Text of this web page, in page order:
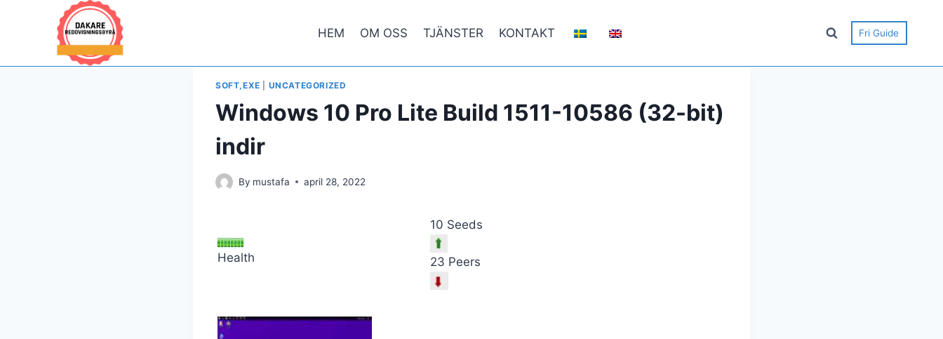
HEM OM OSS TJÄNSTER KONTAKT Fri Guide
SOFT,EXE UNCATEGORIZED
Windows 10 Pro Lite Build 1511-10586 (32-bit)
indir
By mustafa april 28, 2022
Health
10 Seeds
23 Peers